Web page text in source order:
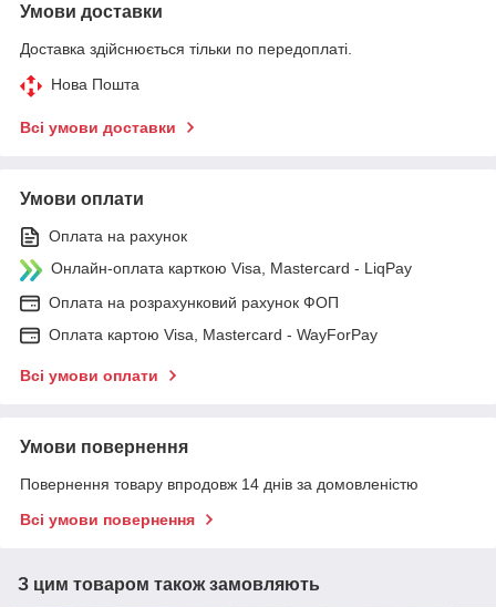
Умови доставки
Доставка здійснюється тільки по передоплаті.
Нова Пошта
Всі умови доставки
Умови оплати
Оплата на рахунок
Онлайн-оплата карткою Visa, Mastercard - LiqPay
Оплата на розрахунковий рахунок ФОП
Оплата картою Visa, Mastercard - WayForPay
Всі умови оплати
Умови повернення
Повернення товару впродовж 14 днів за домовленістю
Всі умови повернення
З цим товаром також замовляють